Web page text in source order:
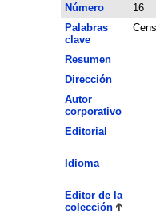
Número
16
Palabras
clave
Resumen
Dirección
Autor
corporativo
Editorial
Idioma
Editor de la
colección